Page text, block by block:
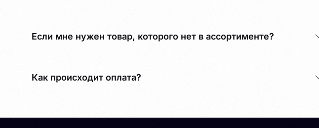
Если мне нужен товар, которого нет в ассортименте?
Как происходит оплата?